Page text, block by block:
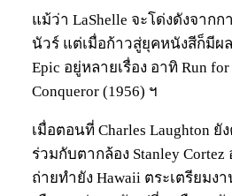
แม้ว่า LaShelle จะโด่งดังจาก
นัวร์ แต่เมื่อก้าวสู่ยุคหนังสีก็มีผ
Epic อยู่หลายเรื่อง อาทิ Run for
Conqueror (1956) ฯ
เมื่อตอนที่ Charles Laughton ยั
ร่วมกับตากล้อง Stanley
ถ่ายทำยัง Hawaii ตระเตรียมง